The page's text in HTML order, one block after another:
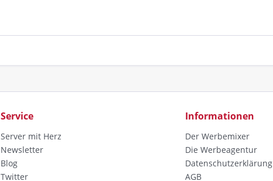
Service
Server mit Herz
Newsletter
Blog
Twitter
Informationen
Der Werbemixer
Die Werbeagentur
Datenschutzerklärung
AGB